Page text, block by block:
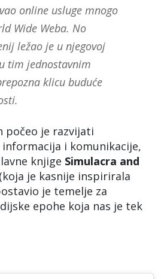
online usluge mnogo
Wide Weba. No
ležao je u njegovoj
tim jednostavnim
klicu buduće
počeo je razvijati
i komunikacije,
knjige Simulacra and
je kasnije inspirirala
je temelje za
epohe koja nas je tek